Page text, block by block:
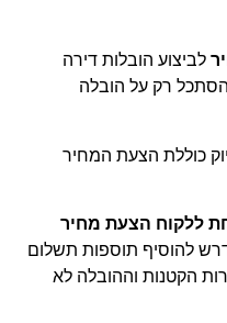
לביצוע הובלות דירה
רק על הובלה
כוללת הצעת המחיר
ללקוח הצעת מחיר
להוסיף תוספות תשלום
הקטנות וההובלה לא